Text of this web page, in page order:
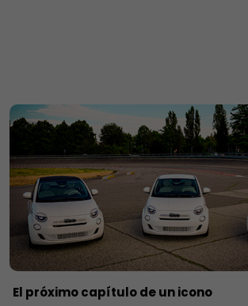
El próximo capítulo de un icono